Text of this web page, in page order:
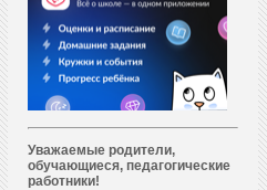
Уважаемые родители,
обучающиеся, педагогические
работники!